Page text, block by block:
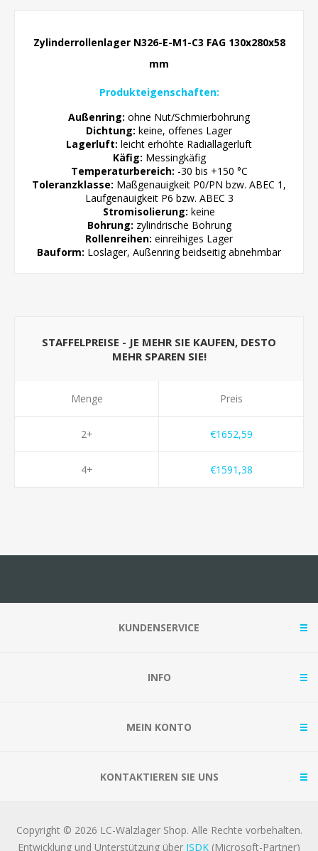
Zylinderrollenlager N326-E-M1-C3 FAG 130x280x58
mm
Produkteigenschaften:
Außenring: ohne Nut/Schmierbohrung
Dichtung: keine, offenes Lager
Lagerluft: leicht erhöhte Radiallagerluft
Käfig: Messingkäfig
Temperaturbereich: -30 bis +150 °C
Toleranzklasse: Maßgenauigkeit P0/PN bzw. ABEC 1,
Laufgenauigkeit P6 bzw. ABEC 3
Stromisolierung: keine
Bohrung: zylindrische Bohrung
Rollenreihen: einreihiges Lager
Bauform: Loslager, Außenring beidseitig abnehmbar
STAFFELPREISE - JE MEHR SIE KAUFEN, DESTO
MEHR SPAREN SIE!
Menge
2+
4+
Preis
€1652,59
€1591,38
KUNDENSERVICE
INFO
MEIN KONTO
KONTAKTIEREN SIE UNS
Copyright © 2026 LC-Wälzlager Shop. Alle Rechte vorbehalten.
Entwicklung und Unterstützung über ISDK (Microsoft-Partner)